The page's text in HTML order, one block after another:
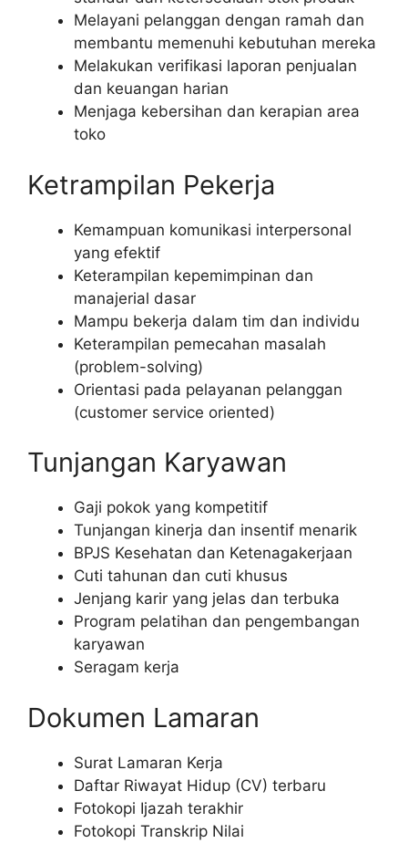
Melayani pelanggan dengan ramah dan
membantu memenuhi kebutuhan mereka
Melakukan verifikasi laporan penjualan
dan keuangan harian
Menjaga kebersihan dan kerapian area
toko
Ketrampilan Pekerja
Kemampuan komunikasi interpersonal
yang efektif
Keterampilan kepemimpinan dan
manajerial dasar
Mampu bekerja dalam tim dan individu
Keterampilan pemecahan masalah
(problem-solving)
Orientasi pada pelayanan pelanggan
(customer service oriented)
Tunjangan Karyawan
Gaji pokok yang kompetitif
Tunjangan kinerja dan insentif menarik
BPJS Kesehatan dan Ketenagakerjaan
Cuti tahunan dan cuti khusus
Jenjang karir yang jelas dan terbuka
Program pelatihan dan pengembangan
karyawan
Seragam kerja
Dokumen Lamaran
Surat Lamaran Kerja
Daftar Riwayat Hidup (CV) terbaru
Fotokopi Ijazah terakhir
Fotokopi Transkrip Nilai